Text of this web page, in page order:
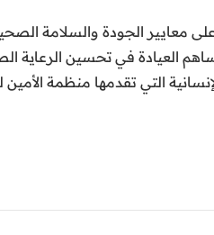
معايير الجودة والسلامة
في تحسين الرعاية
التي تقدمها منظمة